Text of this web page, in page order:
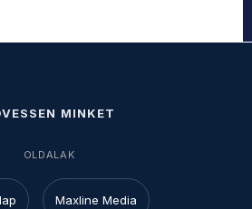
MINKET
OLDALAK
Maxline Media